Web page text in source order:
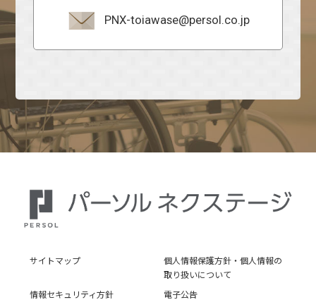
PNX-toiawase@persol.co.jp
サイトマップ
個人情報保護方針・個人情報の
取り扱いについて
情報セキュリティ方針
電子公告